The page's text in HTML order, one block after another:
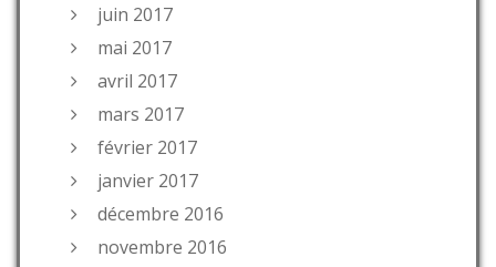
juin 2017
mai 2017
avril 2017
mars 2017
février 2017
janvier 2017
décembre 2016
novembre 2016